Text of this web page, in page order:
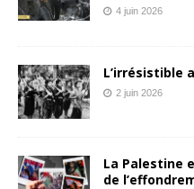
4 juin 2026
L’irrésistible
2 juin 2026
La Palestine
de